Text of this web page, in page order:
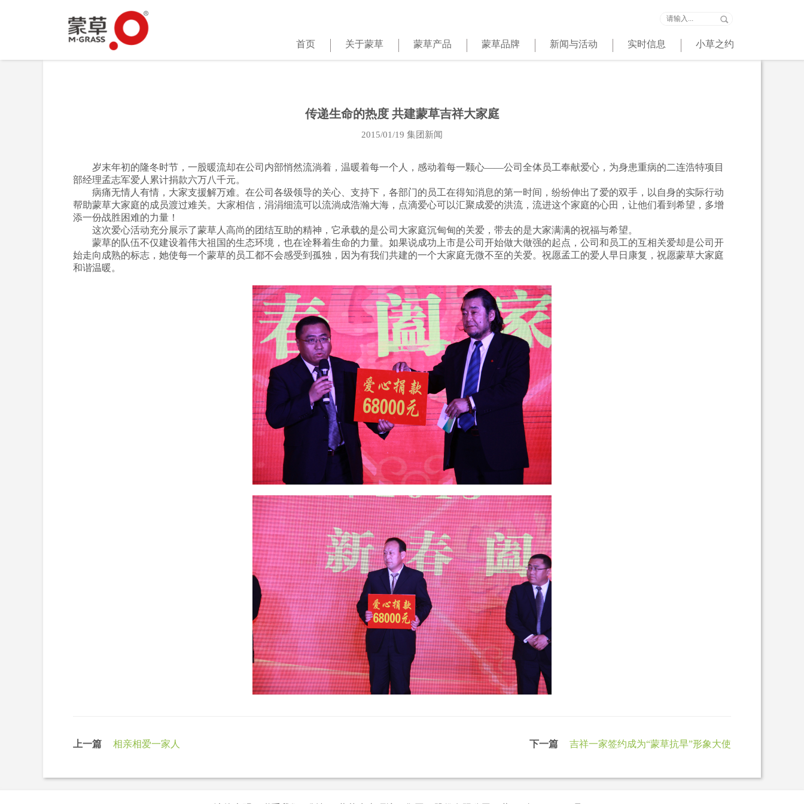
首页 关于蒙草 蒙草产品 蒙草品牌 新闻与活动 实时信息 小草之约
传递生命的热度 共建蒙草吉祥大家庭
2015/01/19 集团新闻
岁末年初的隆冬时节，一股暖流却在公司内部悄然流淌着，温暖着每一个人，感动着每一颗心——公司全体员工奉献爱心，为身患重病的二连浩特项目
部经理孟志军爱人累计捐款六万八千元。
病痛无情人有情，大家支援解万难。在公司各级领导的关心、支持下，各部门的员工在得知消息的第一时间，纷纷伸出了爱的双手，以自身的实际行动
帮助蒙草大家庭的成员渡过难关。大家相信，涓涓细流可以流淌成浩瀚大海，点滴爱心可以汇聚成爱的洪流，流进这个家庭的心田，让他们看到希望，多增
添一份战胜困难的力量！
这次爱心活动充分展示了蒙草人高尚的团结互助的精神，它承载的是公司大家庭沉甸甸的关爱，带去的是大家满满的祝福与希望。
蒙草的队伍不仅建设着伟大祖国的生态环境，也在诠释着生命的力量。如果说成功上市是公司开始做大做强的起点，公司和员工的互相关爱却是公司开
始走向成熟的标志，她使每一个蒙草的员工都不会感受到孤独，因为有我们共建的一个大家庭无微不至的关爱。祝愿孟工的爱人早日康复，祝愿蒙草大家庭
和谐温暖。
上一篇 相亲相爱一家人 下一篇 吉祥一家签约成为“蒙草抗旱”形象大使